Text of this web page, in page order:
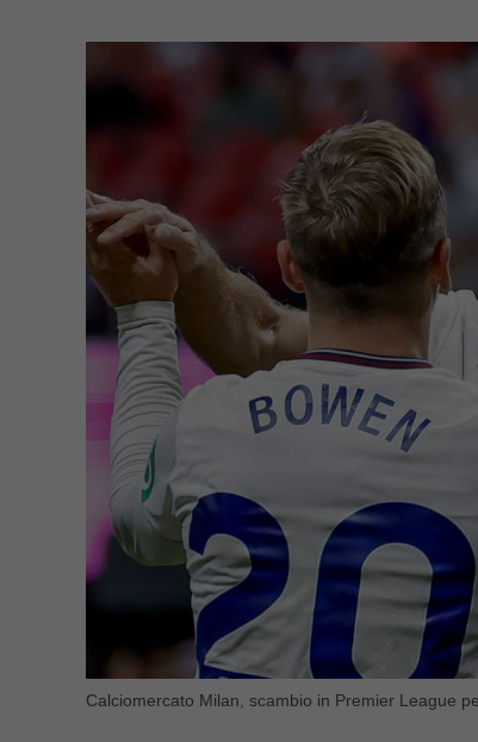
Calciomercato Milan, scambio in Premier League